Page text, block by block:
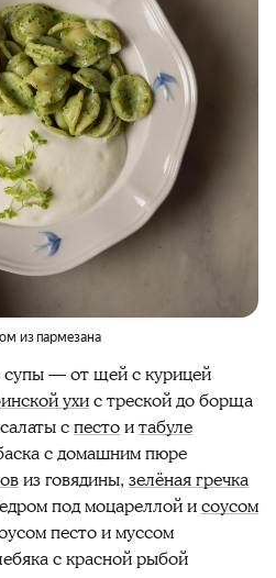
из пармезана
— от щей с курицей
ухис треской до борща
спестоитабуле
с домашним пюре
из говядины, зелёная гречка
под моцареллой исоусом
песто и муссом
с красной рыбой